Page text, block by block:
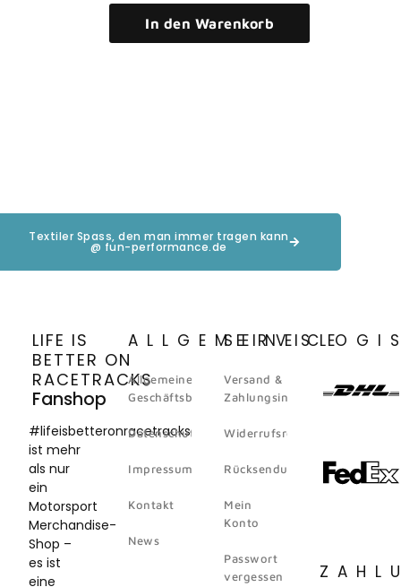
In den Warenkorb
Textiler Spass, den man immer tragen kann
@ fun-performance.de
LIFE IS
BETTER ON
RACETRACKS
Fanshop
#lifeisbetteronracetracks
ist mehr
als nur
ein
Motorsport
Merchandise-
Shop –
es ist
eine
ALLGEMEINES
Allgemeine
Geschäftsbedingungen
Datenschutz
Impressum
Kontakt
News
SERVICE
Versand &
Zahlungsinformation
Widerrufsrecht
Rücksendungen
Mein
Konto
Passwort
vergessen